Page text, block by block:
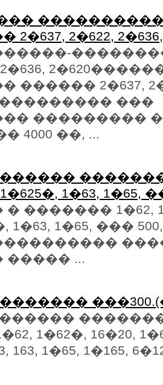
2�622, 2�636,
2�636,
2�637,
���
���������
4000 ��, ...
�������
1�625�, 1�63, 1�65,
������� 1�62,
1�63, 1�65, ���
...
�������
������
1�62�, 16�20,
163, 1�65, 1�165,